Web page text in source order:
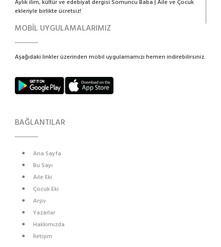
Aylık ilim, kültür ve edebiyat dergisi Somuncu Baba | Aile ve Çocuk
ekleriyle birlikte ücretsiz!
MOBİL UYGULAMALARIMIZ
Aşağıdaki linkler üzerinden mobil uygulamamızı hemen indirebilirsiniz.
BAĞLANTILAR
Ana Sayfa
Bu Sayı
Aile Eki
Çocuk Eki
Arşiv
Yazarlar
Hakkımızda
İletişim